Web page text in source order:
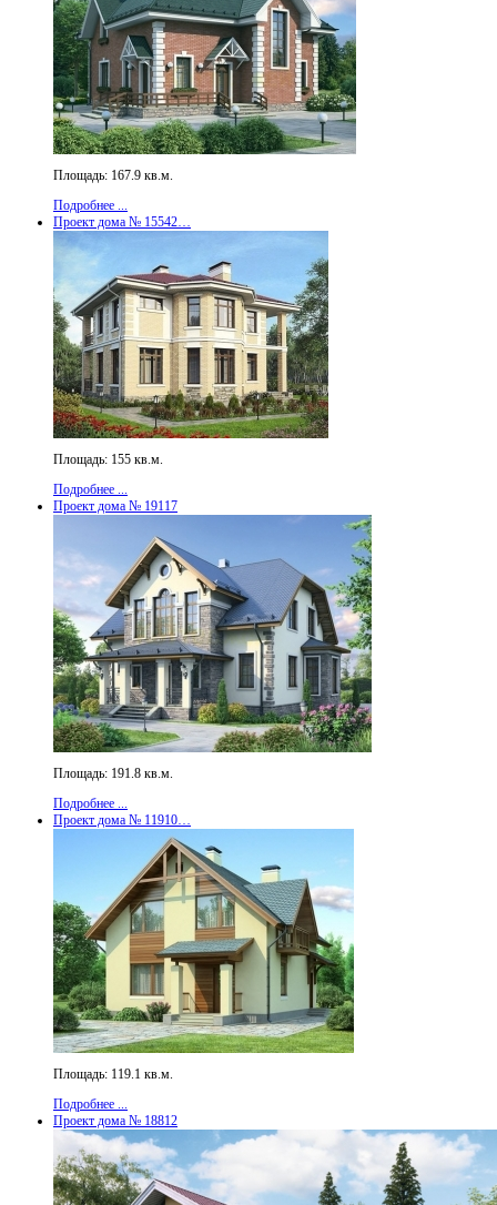
Площадь: 167.9 кв.м.
Подробнее ...
Проект дома № 15542…
Площадь: 155 кв.м.
Подробнее ...
Проект дома № 19117
Площадь: 191.8 кв.м.
Подробнее ...
Проект дома № 11910…
Площадь: 119.1 кв.м.
Подробнее ...
Проект дома № 18812